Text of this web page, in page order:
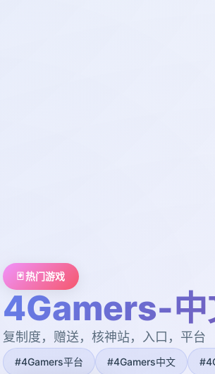
🃏 热门游戏
4Gamers-中
复制度，赠送，核神站，入口，平台
#4Gamers平台 #4Gamers中文